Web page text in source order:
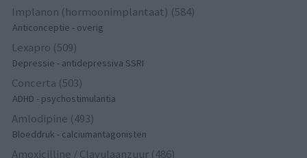
Implanon (hormoonimplantaat) (584)
Anticonceptie - overig
Lexapro (509)
Depressie - antidepressiva SSRI
Concerta (503)
ADHD - psychostimulantia
Amlodipine (493)
Bloeddruk - calciumantagonisten
Amoxicilline / Clavulaanzuur (486)